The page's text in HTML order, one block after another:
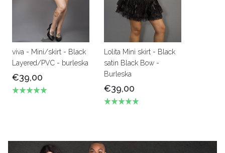
viva - Mini/skirt - Black
Layered/PVC - burleska
€39,00
Lolita Mini skirt - Black
satin Black Bow -
Burleska
€39,00